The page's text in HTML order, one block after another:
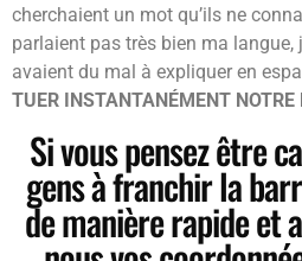
cherchaient un mot qu’ils ne
parlaient pas très bien ma langue,
avaient du mal à expliquer en
TUER INSTANTANÉMENT NOTRE
Si vous pensez être
gens à franchir la
de manière rapide et